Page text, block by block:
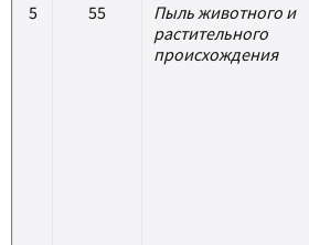
5 55
Пыль животного и
растительного
происхождения